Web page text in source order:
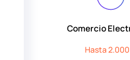
Comercio
Hasta